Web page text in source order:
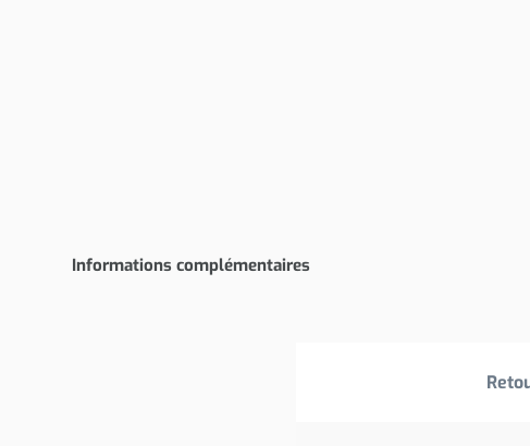
Informations complémentaires